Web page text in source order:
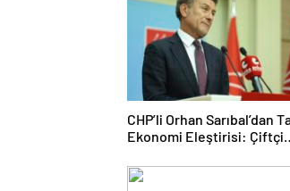
CHP’li Orhan Sarıbal’dan
Ekonomi Eleştirisi: Çiftçi